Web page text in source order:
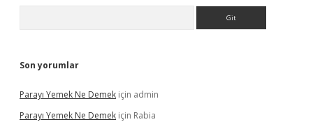
Son yorumlar
Parayı Yemek Ne Demek için admin
Parayı Yemek Ne Demek için Rabia